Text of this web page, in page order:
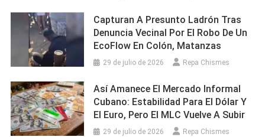
Capturan A Presunto Ladrón Tras
Denuncia Vecinal Por El Robo De Un
EcoFlow En Colón, Matanzas
29 de julio de 2026 Repa Chismes
Así Amanece El Mercado Informal
Cubano: Estabilidad Para El Dólar Y
El Euro, Pero El MLC Vuelve A Subir
29 de julio de 2026 Repa Chismes